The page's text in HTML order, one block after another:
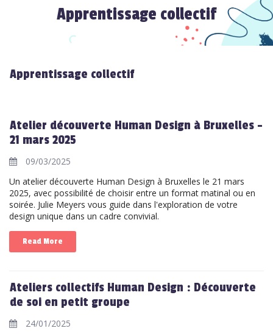
Apprentissage collectif
Apprentissage collectif
Atelier découverte Human Design à Bruxelles -
21 mars 2025
09/03/2025
Un atelier découverte Human Design à Bruxelles le 21 mars
2025, avec possibilité de choisir entre un format matinal ou en
soirée. Julie Meyers vous guide dans l'exploration de votre
design unique dans un cadre convivial.
Read More
Ateliers collectifs Human Design : Découverte
de soi en petit groupe
24/01/2025